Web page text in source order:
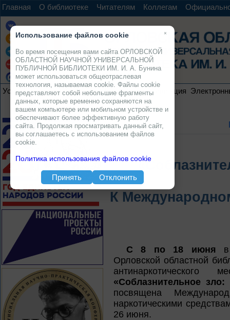
Главная О библиотеке Читателям Коллегам
Услуги Ресурсы Проекты Электронная коллекция
К
С 8 по 18 июня в
Орловской областной
антинаркотического
«Соблазнительное
посвящена
наркотическими
26 июня.
×
Использование файлов cookie
Во время посещения вами сайта ОРЛОВСКОЙ
ОБЛАСТНОЙ НАУЧНОЙ УНИВЕРСАЛЬНОЙ
ПУБЛИЧНОЙ БИБЛИОТЕКИ ИМ. И. А. Бунина
может использоваться общеотраслевая
технология, называемая cookie. Файлы cookie
представляют собой небольшие фрагменты
данных, которые временно сохраняются на
вашем компьютере или мобильном устройстве и
обеспечивают более эффективную работу
сайта. Продолжая просматривать данный сайт,
вы соглашаетесь с использованием файлов
cookie.
Политика использования файлов cookie
Принять Отклонить